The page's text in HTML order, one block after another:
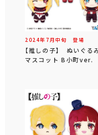
2024年 7 月中旬 登場
【推しの子】 ぬいぐる
マスコット B小町ver.